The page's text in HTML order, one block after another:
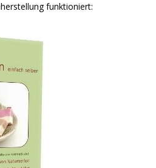
funktioniert: